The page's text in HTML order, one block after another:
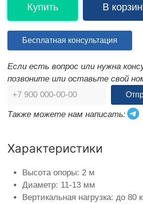
Купить В
Бесплатная консультация
Если есть вопрос или нужна
позвоните или оставьте свой
Также можете нам написать:
Характеристики
Высота опоры: 2 м
Диаметр: 11-13 мм
Вертикальная нагрузка: до 80